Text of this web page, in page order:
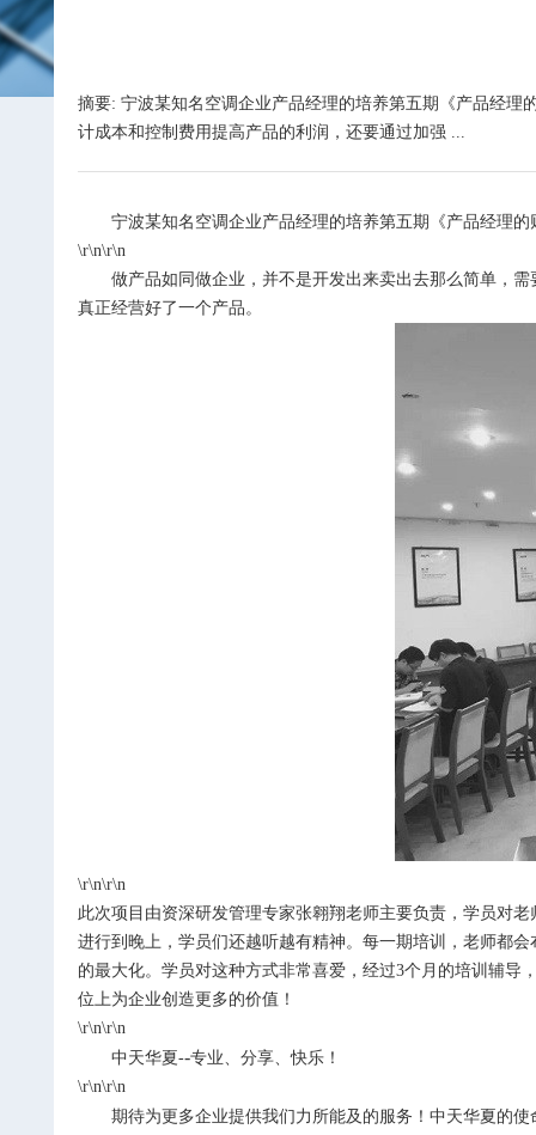
摘要: 宁波某知名空调企业产品经理的培养第五期《产品经理
计成本和控制费用提高产品的利润，还要通过加强 ...
宁波某知名空调企业产品经理的培养第五期《产品经理
\r\n\r\n
做产品如同做企业，并不是开发出来卖出去那么简单，
真正经营好了一个产品。
\r\n\r\n
此次项目由资深研发管理专家张翱翔老师主要负责，学员对
进行到晚上，学员们还越听越有精神。每一期培训，老师都
的最大化。学员对这种方式非常喜爱，经过3个月的培训辅导
位上为企业创造更多的价值！
\r\n\r\n
中天华夏--专业、分享、快乐！
\r\n\r\n
期待为更多企业提供我们力所能及的服务！中天华夏的使